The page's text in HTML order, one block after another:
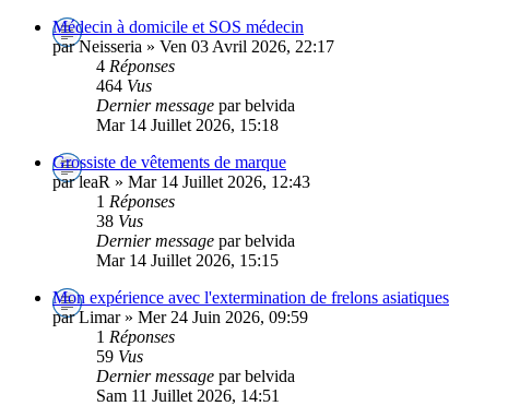
Médecin à domicile et SOS médecin
par Neisseria » Ven 03 Avril 2026, 22:17
4 Réponses
464 Vus
Dernier message par belvida
Mar 14 Juillet 2026, 15:18
Grossiste de vêtements de marque
par leaR » Mar 14 Juillet 2026, 12:43
1 Réponses
38 Vus
Dernier message par belvida
Mar 14 Juillet 2026, 15:15
Mon expérience avec l'extermination de frelons asiatiques
par Limar » Mer 24 Juin 2026, 09:59
1 Réponses
59 Vus
Dernier message par belvida
Sam 11 Juillet 2026, 14:51